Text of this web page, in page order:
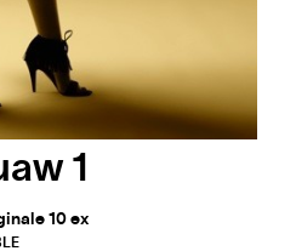
1
10 ex